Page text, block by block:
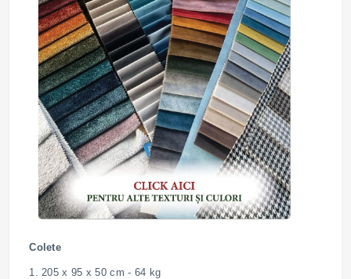
Colete
1. 205 x 95 x 50 cm - 64 kg